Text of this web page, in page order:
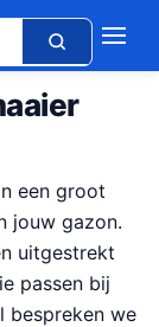
een groot
jouw gazon.
uitgestrekt
passen bij
bespreken we